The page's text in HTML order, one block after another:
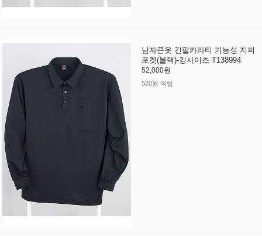
남자큰옷 긴팔카라티 기능성 지퍼
포켓(블랙)-킹사이즈 T138994
52,000원
520원 적립